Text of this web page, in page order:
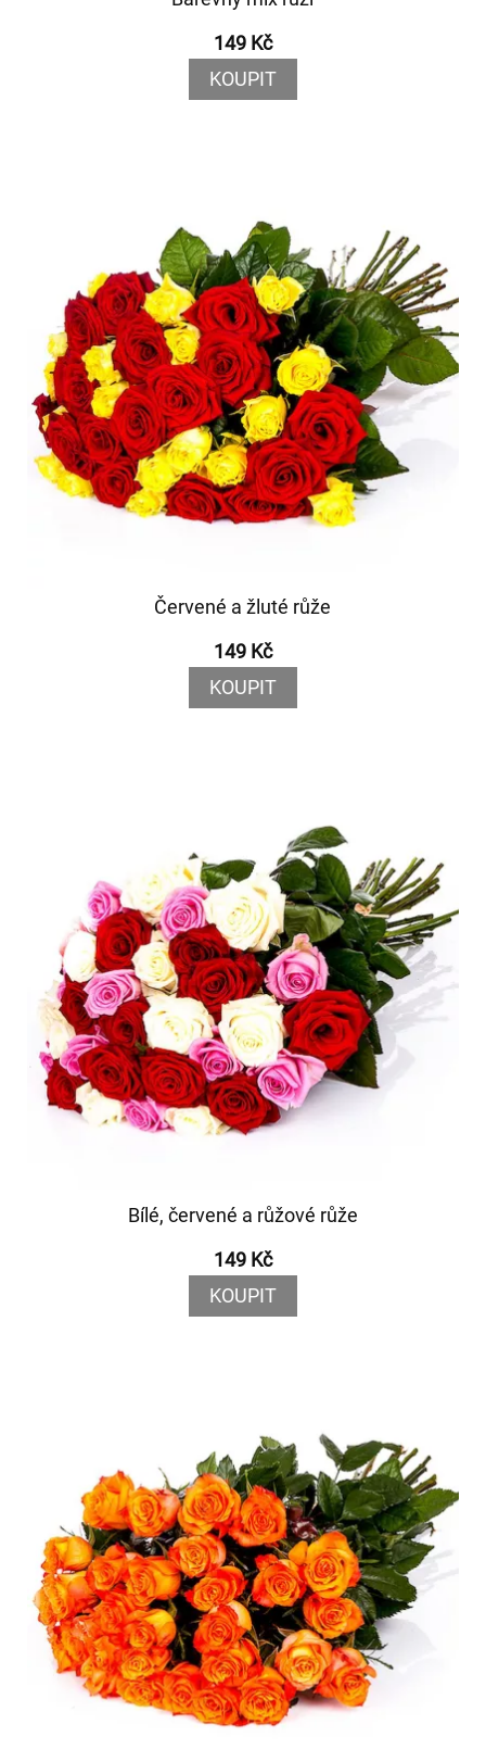
149 Kč
KOUPIT
Červené a žluté růže
149 Kč
KOUPIT
Bílé, červené a růžové růže
149 Kč
KOUPIT